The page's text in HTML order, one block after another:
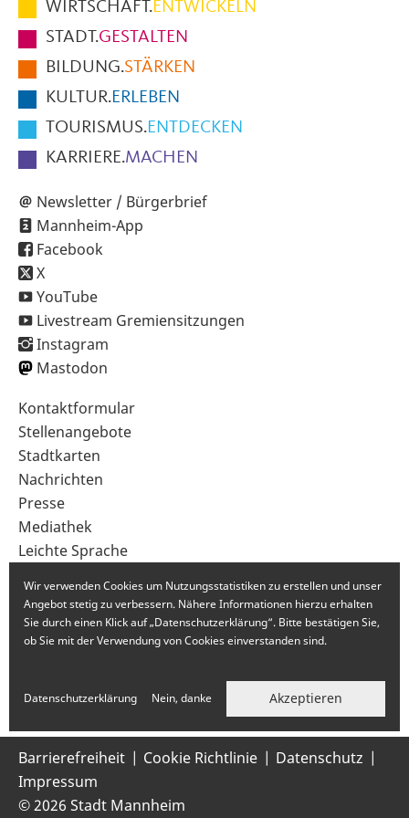
Fußbereich
der
Seite
WIRTSCHAFT.ENTWICKELN
STADT.GESTALTEN
BILDUNG.STÄRKEN
KULTUR.ERLEBEN
TOURISMUS.ENTDECKEN
KARRIERE.MACHEN
Newsletter / Bürgerbrief
Mannheim-App
Facebook
X
YouTube
Livestream Gremiensitzungen
Instagram
Mastodon
Sekundärnavigation
im
Fußbereich
Kontaktformular
Stellenangebote
Stadtkarten
Nachrichten
Presse
Mediathek
Leichte Sprache
Barrierefreiheit Cookie Richtlinie
Datenschutz
Impressum
© 2026 Stadt Mannheim
Wir verwenden Cookies um Nutzungsstatistiken zu erstellen und unser
Angebot stetig zu verbessern. Nähere Informationen hierzu erhalten
Sie durch einen Klick auf „Datenschutzerklärung“. Bitte bestätigen Sie,
ob Sie mit der Verwendung von Cookies einverstanden sind.
Datenschutzerklärung Nein, danke Akzeptieren